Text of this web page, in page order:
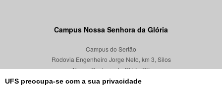
UFS preocupa-se com a sua privacidade
Campus Nossa Senhora da Glória
Campus do Sertão
Rodovia Engenheiro Jorge Neto, km 3, Silos
Nossa Senhora da Glória/SE
CEP 49680-000